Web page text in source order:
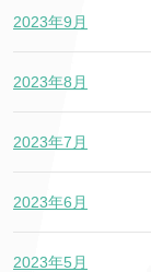
2023年9月
2023年8月
2023年7月
2023年6月
2023年5月